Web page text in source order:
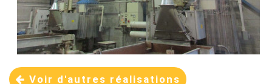
Voir d'autres réalisations